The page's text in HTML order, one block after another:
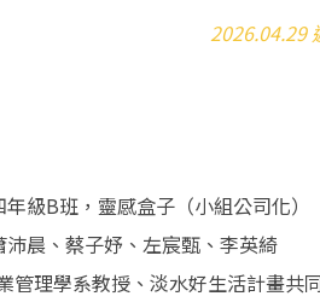
2026.04.29
級B班，靈感盒子（小組公司化）
晨、蔡子妤、左宸甄、李英綺
管理學系教授、淡水好生活計畫共